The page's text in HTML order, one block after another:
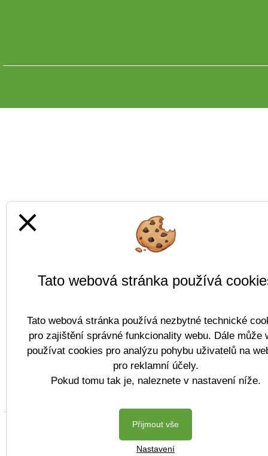
Copyright © 2022
Postaveno ve službě
close
Tato webová stránka používá
Tato webová stránka používá nezbytné technické
pro zajištění správné funkcionality webu. Dále může
používat cookies pro analýzu pohybu uživatelů na
pro reklamní účely.
Pokud tomu tak je, naleznete v nastavení níže.
Přijmout vše
Nastavení